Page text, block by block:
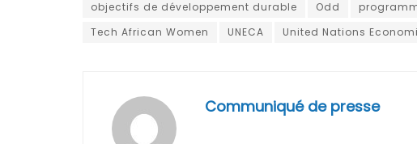
objectifs de développement durable
Odd
Tech African Women
UNECA United Nations
Communiqué de presse